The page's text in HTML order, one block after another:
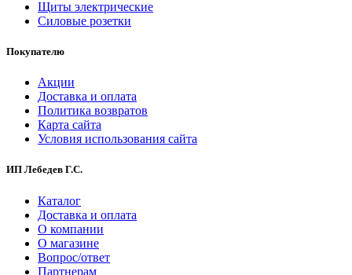
Щиты электрические
Силовые розетки
Покупателю
Акции
Доставка и оплата
Политика возвратов
Карта сайта
Условия использования сайта
ИП Лебедев Г.С.
Каталог
Доставка и оплата
О компании
О магазине
Вопрос/ответ
Партнерам